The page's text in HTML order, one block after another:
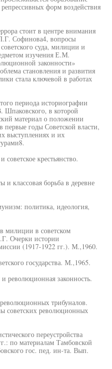
форм воздействия
стоит в центре внимания
Софинова4, вопросы
суда, милиции и
изучения Е.М.
законности»
становления и развития
стала ключевой в работах
периода историографии
в которой
материал о положении
первые годы Советской власти,
выступлениях и их
крестьянство.
классовая борьба в деревне
политика, идеология,
милиции в советском
Очерки истории
(1917-1922 гг.). М.,1960.
государства. М.,1965.
законность.
трибуналов.
советских революционных
переустройства
по материалам Тамбовской
гос. пед. ин-та. Вып.